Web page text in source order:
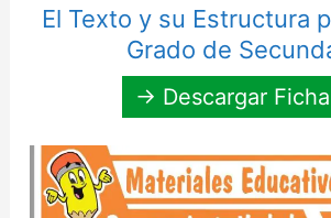
El Texto y su Estructura
Grado de
→ Descargar